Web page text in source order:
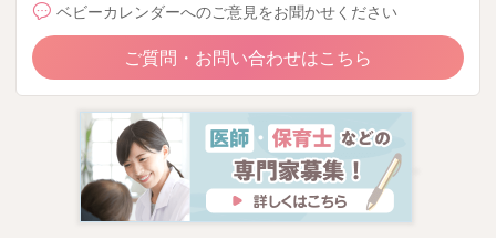
ベビーカレンダーへのご意見をお聞かせください
ご質問・お問い合わせはこちら